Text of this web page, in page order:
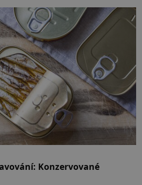
Konzervované